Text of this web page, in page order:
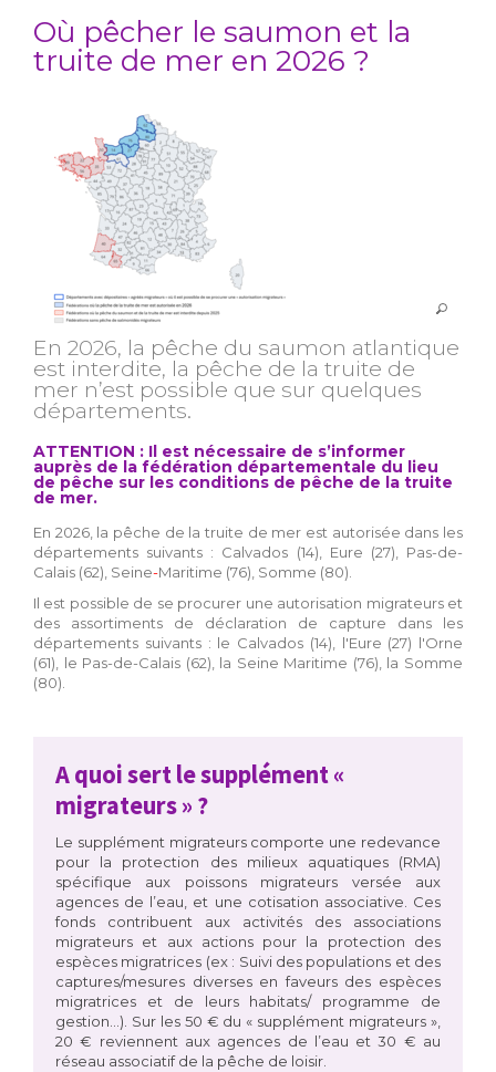
Où pêcher le saumon et la
truite de mer en 2026 ?
En 2026, la pêche du saumon atlantique
est interdite, la pêche de la truite de
mer n’est possible que sur quelques
départements.
ATTENTION : Il est nécessaire de s’informer
auprès de la fédération départementale du lieu
de pêche sur les conditions de pêche de la truite
de mer.
En 2026, la pêche de la truite de mer est autorisée dans les
départements suivants : Calvados (14), Eure (27), Pas-de-
Calais (62), Seine-Maritime (76), Somme (80).
Il est possible de se procurer une autorisation migrateurs et
des assortiments de déclaration de capture dans les
départements suivants : le Calvados (14), l'Eure (27) l'Orne
(61), le Pas-de-Calais (62), la Seine Maritime (76), la Somme
(80).
A quoi sert le supplément «
migrateurs » ?
Le supplément migrateurs comporte une redevance
pour la protection des milieux aquatiques (RMA)
spécifique aux poissons migrateurs versée aux
agences de l’eau, et une cotisation associative. Ces
fonds contribuent aux activités des associations
migrateurs et aux actions pour la protection des
espèces migratrices (ex : Suivi des populations et des
captures/mesures diverses en faveurs des espèces
migratrices et de leurs habitats/ programme de
gestion…). Sur les 50 € du « supplément migrateurs »,
20 € reviennent aux agences de l’eau et 30 € au
réseau associatif de la pêche de loisir.